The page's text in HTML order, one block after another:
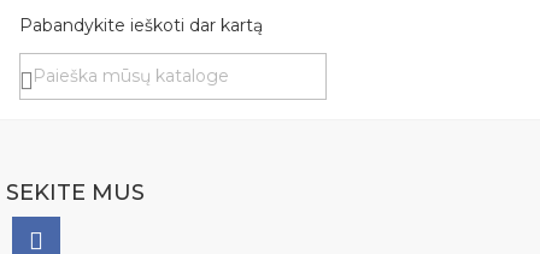
Pabandykite ieškoti dar kartą
SEKITE MUS